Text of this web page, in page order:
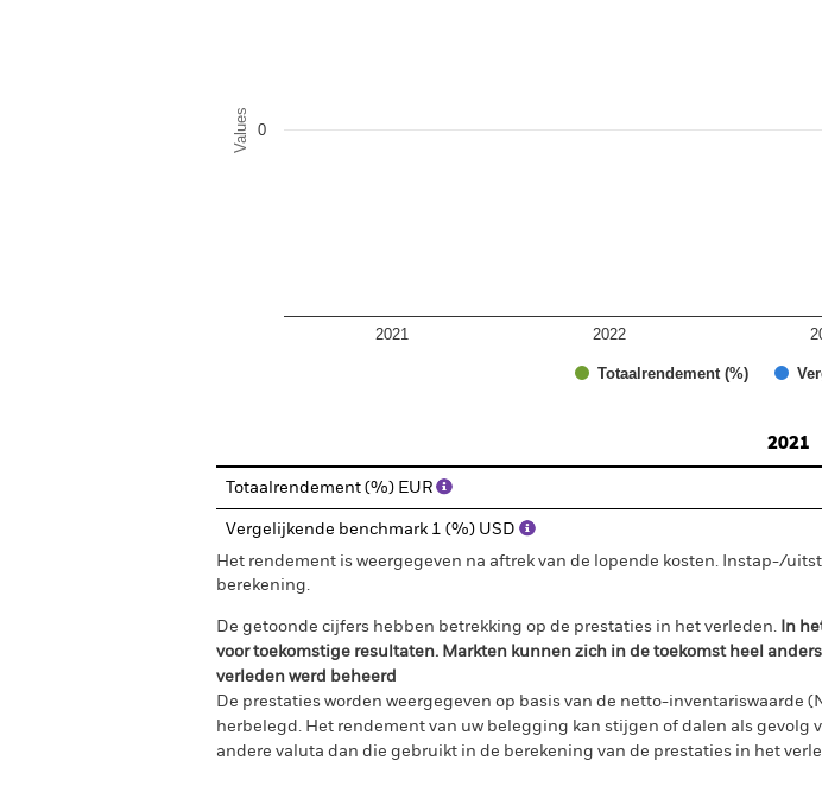
Values
Totaalrendement (%)
2021 2022
0
2021
Totaalrendement (%) EUR
Vergelijkende benchmark 1 (%) USD
Het rendement is weergegeven na aftrek van de lopende kosten. Instap-/
berekening.
De getoonde cijfers hebben betrekking op de prestaties in het verleden. In
voor toekomstige resultaten. Markten kunnen zich in de toekomst heel
verleden werd beheerd
De prestaties worden weergegeven op basis van de netto-inventariswaarde
herbelegd. Het rendement van uw belegging kan stijgen of dalen als
andere valuta dan die gebruikt in de berekening van de prestaties in het